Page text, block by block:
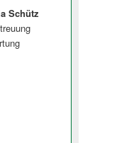
Schütz